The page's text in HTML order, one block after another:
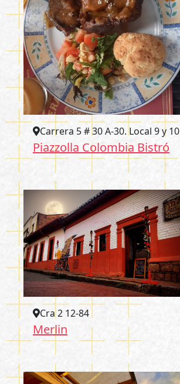
Carrera 5 # 30 A-30. Local 9 y 10
Piazzolla Colombia Bistró
Cra 2 12-84
Merlin